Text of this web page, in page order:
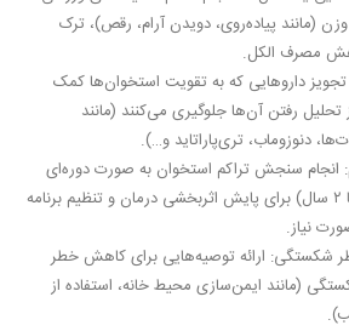
(مانند پیاده‌روی، دویدن آرام، رقص)، ترک
مصرف الکل.
تجویز داروهایی که به تقویت استخوان‌ها کمک
تحلیل رفتن آن‌ها جلوگیری می‌کنند (مانند
دنوزوماب، تری‌پاراتاید و…).
انجام سنجش تراکم استخوان به صورت دوره‌ای
(مثلاً هر ۱ تا ۲ سال) برای پایش اثربخشی درمان و تنظیم برنامه
نیاز.
شکستگی: ارائه توصیه‌هایی برای کاهش خطر
(مانند ایمن‌سازی محیط خانه، استفاده از